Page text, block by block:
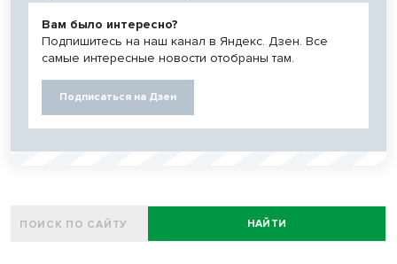
Вам было интересно?
Подпишитесь на наш канал в Яндекс. Дзен. Все
самые интересные новости отобраны там.
Подписаться на Дзен
НАЙТИ